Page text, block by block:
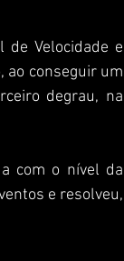
de Velocidade e
ao conseguir um
degrau, na
com o nível da
e resolveu,